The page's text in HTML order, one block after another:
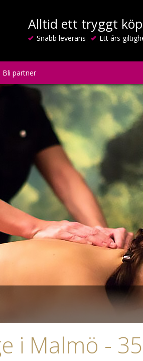
Alltid ett tryggt köp
Snabb leverans Ett års
Bli partner
i Malmö -